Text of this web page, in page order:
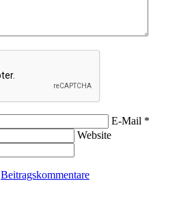
E-Mail *
Website
Beitragskommentare